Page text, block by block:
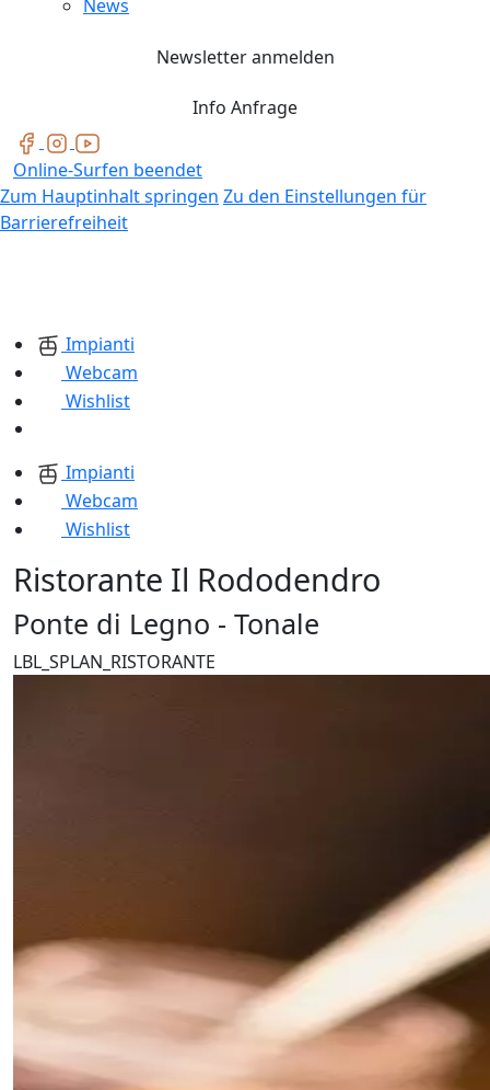
News
Newsletter anmelden
Info Anfrage
Online-Surfen beendet
Zum Hauptinhalt springen Zu den Einstellungen für
Barrierefreiheit
Impianti
Webcam
Wishlist
Impianti
Webcam
Wishlist
Ristorante Il Rododendro
Ponte di Legno - Tonale
LBL_SPLAN_RISTORANTE